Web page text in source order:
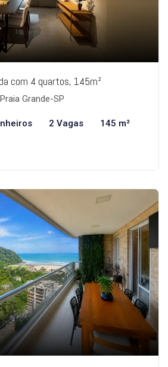
com 4 quartos, 145m²
Grande-SP
2 Vagas 145 m²